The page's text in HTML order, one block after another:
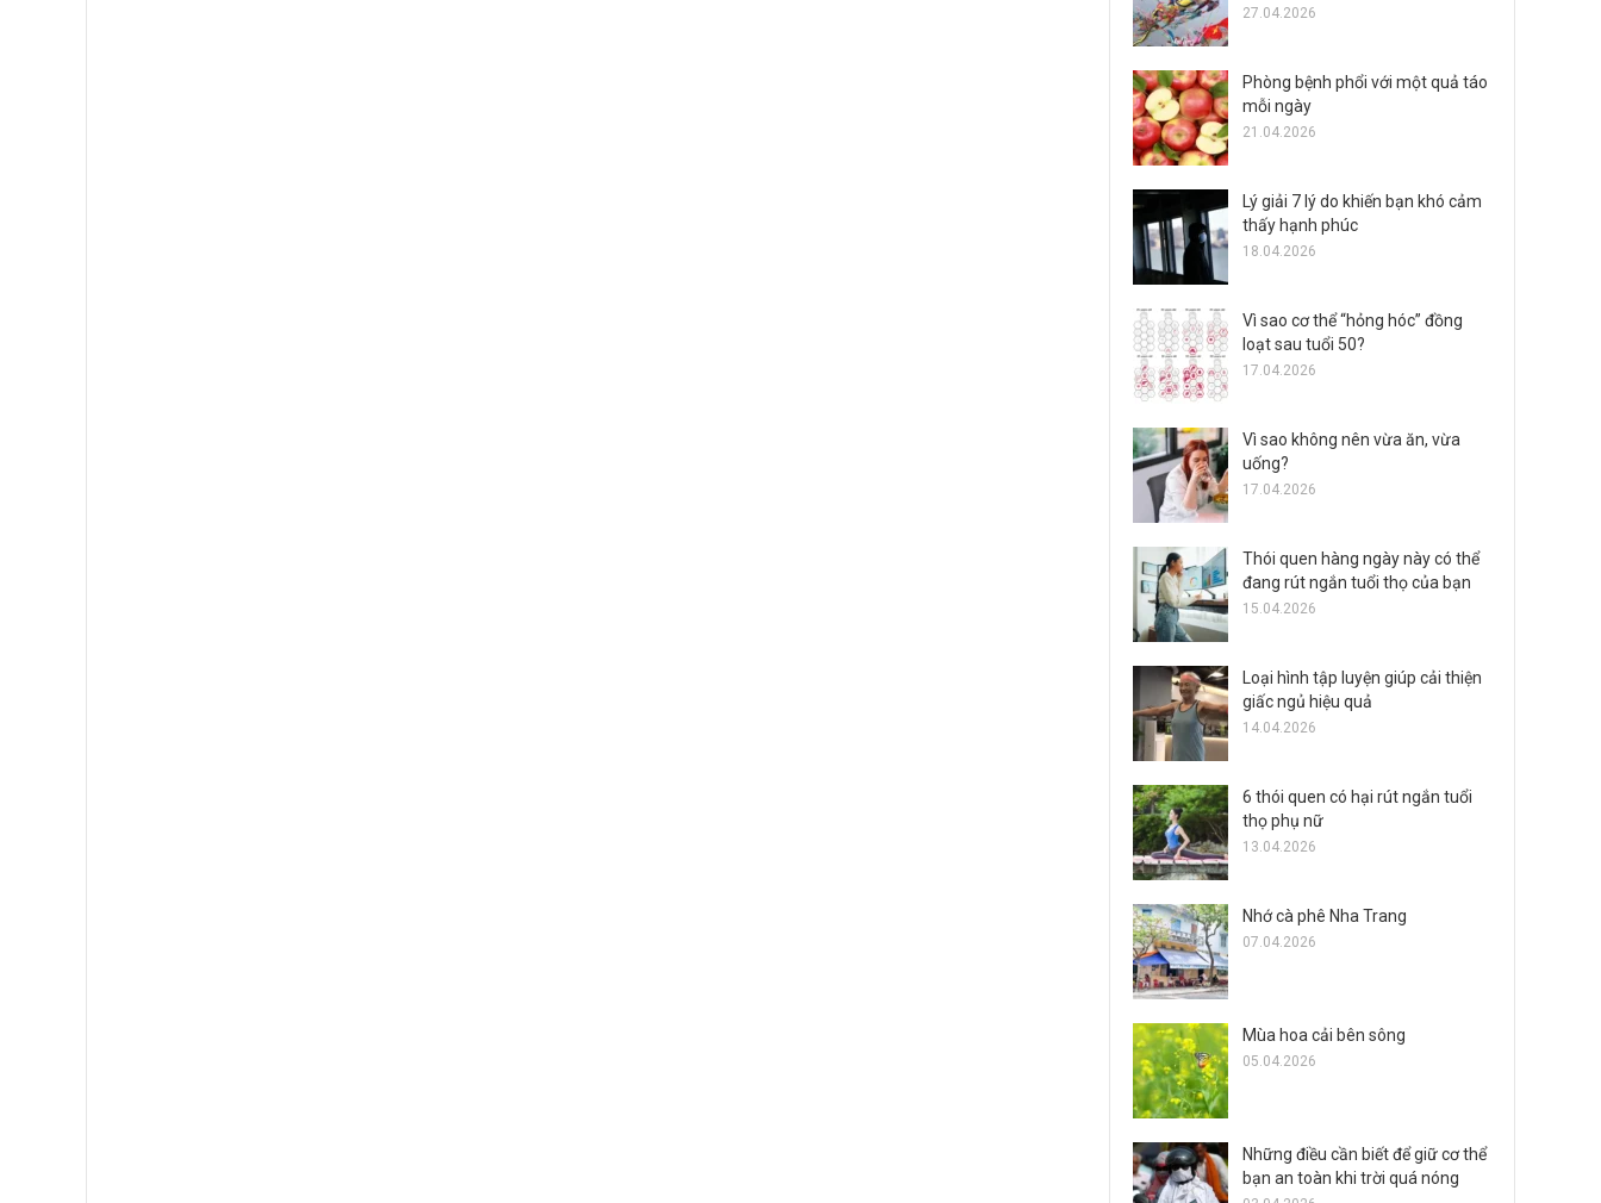
27.04.2026
Phòng bệnh phổi với một quả táo
mỗi ngày
21.04.2026
Lý giải 7 lý do khiến bạn khó cảm
thấy hạnh phúc
18.04.2026
Vì sao cơ thể “hỏng hóc” đồng
loạt sau tuổi 50?
17.04.2026
Vì sao không nên vừa ăn, vừa
uống?
17.04.2026
Thói quen hàng ngày này có thể
đang rút ngắn tuổi thọ của bạn
15.04.2026
Loại hình tập luyện giúp cải thiện
giấc ngủ hiệu quả
14.04.2026
6 thói quen có hại rút ngắn tuổi
thọ phụ nữ
13.04.2026
Nhớ cà phê Nha Trang
07.04.2026
Mùa hoa cải bên sông
05.04.2026
Những điều cần biết để giữ cơ thể
bạn an toàn khi trời quá nóng